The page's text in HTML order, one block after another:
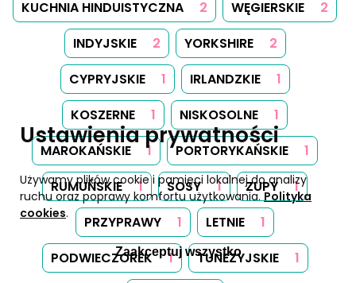
KUCHNIA HINDUISTYCZNA
2 WĘGIERSKIE
2
INDYJSKIE
2 YORKSHIRE
2
CYPRYJSKIE
1 IRLANDZKIE
1
KOSZERNE
1 NISKOSOLNE
1
MAROKAŃSKIE
1 PORTORYKAŃSKIE
1
RUMUŃSKIE
1 SOSY 1 ZUPY
1
PRZYPRAWY
1 LETNIE
1
PODWIECZOREK
1 TUNEZYJSKIE
1
Ustawienia prywatności
Używamy plików cookie i pamięci lokalnej do analizy
ruchu oraz poprawy komfortu użytkowania.Polityka
cookies.
Zaakceptuj wszystko